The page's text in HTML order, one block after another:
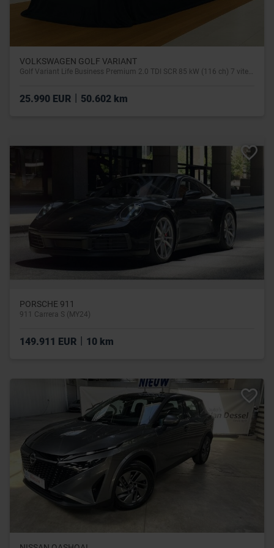
VOLKSWAGEN GOLF VARIANT
25.990 EUR | 50.602 km
PORSCHE 911
911 Carrera S (MY24)
149.911 EUR 10 km